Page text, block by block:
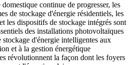
continue de progresser, les
de stockage d'énergie résidentiels, les
les dispositifs de stockage intégrés sont
des installations photovoltaïques
d'énergie intelligentes aux
et à la gestion énergétique
révolutionnent la façon dont les foyers